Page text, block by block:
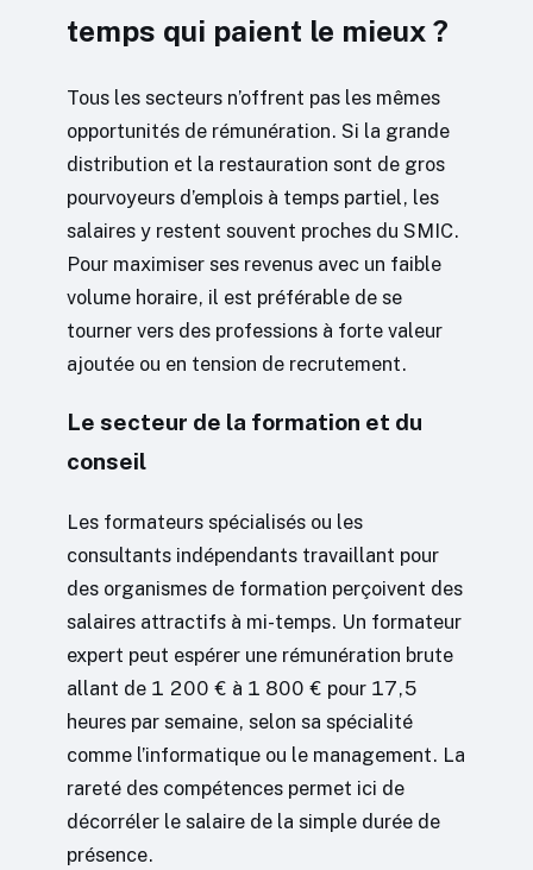
temps qui paient le mieux ?
Tous les secteurs n’offrent pas les mêmes
opportunités de rémunération. Si la grande
distribution et la restauration sont de gros
pourvoyeurs d’emplois à temps partiel, les
salaires y restent souvent proches du SMIC.
Pour maximiser ses revenus avec un faible
volume horaire, il est préférable de se
tourner vers des professions à forte valeur
ajoutée ou en tension de recrutement.
Le secteur de la formation et du
conseil
Les formateurs spécialisés ou les
consultants indépendants travaillant pour
des organismes de formation perçoivent des
salaires attractifs à mi-temps. Un formateur
expert peut espérer une rémunération brute
allant de 1 200 € à 1 800 € pour 17,5
heures par semaine, selon sa spécialité
comme l’informatique ou le management. La
rareté des compétences permet ici de
décorréler le salaire de la simple durée de
présence.